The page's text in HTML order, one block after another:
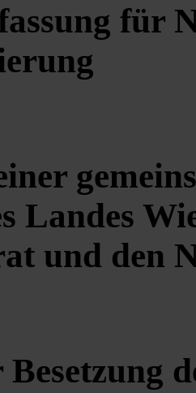
für
Landes
und den